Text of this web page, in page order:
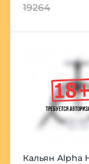
19264
Кальян Alpha